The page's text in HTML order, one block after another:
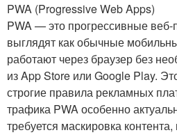
PWA (Progressive Web Apps)
PWA — это прогрессивные
выглядят как обычные
работают через браузер без
из App Store или Google Play.
строгие правила рекламных
трафика PWA особенно
требуется маскировка